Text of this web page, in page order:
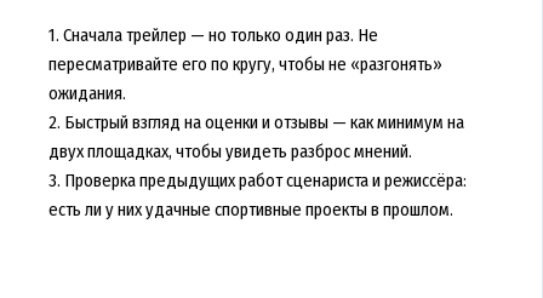
1. Сначала трейлер — но только один раз. Не
пересматривайте его по кругу, чтобы не «разгонять»
ожидания.
2. Быстрый взгляд на оценки и отзывы — как минимум на
двух площадках, чтобы увидеть разброс мнений.
3. Проверка предыдущих работ сценариста и режиссёра:
есть ли у них удачные спортивные проекты в прошлом.